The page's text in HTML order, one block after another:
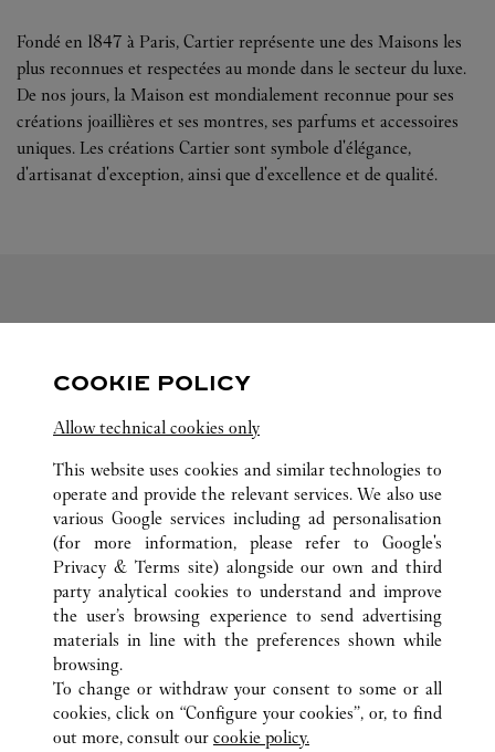
Fondé en 1847 à Paris, Cartier représente une des Maisons les
plus reconnues et respectées au monde dans le secteur du luxe.
De nos jours, la Maison est mondialement reconnue pour ses
créations joaillières et ses montres, ses parfums et accessoires
uniques. Les créations Cartier sont symbole d'élégance,
d'artisanat d'exception, ainsi que d'excellence et de qualité.
SUIVEZ-NOUS
Visit us on Facebook
Link Opens in New Tab
Visit us on Instagram
Link Opens in New Tab
Visit us on Pinterest
Link Opens in New Tab
Visit us on Tumblr
Link Opens in New Tab
TOUTES LES BOUTIQUES CARTIER CHINE
SHANDONG
JINAN
NO.1 TIAN DI TAN STREET
CUSTOMER CARE
NOUS CONTACTER
COOKIE POLICY
Allow technical cookies only
This website uses cookies and similar technologies to
operate and provide the relevant services. We also use
various Google services including ad personalisation
(for more information, please refer to Google's
Privacy & Terms site) alongside our own and third
party analytical cookies to understand and improve
the user’s browsing experience to send advertising
materials in line with the preferences shown while
browsing.
To change or withdraw your consent to some or all
cookies, click on “Configure your cookies”, or, to find
out more, consult our cookie policy.